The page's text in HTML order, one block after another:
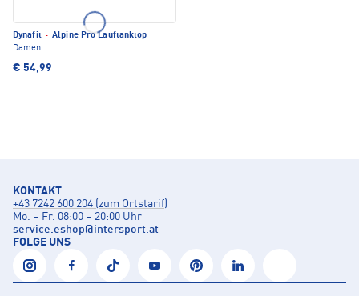
Dynafit · Alpine Pro Lauftanktop
Damen
€ 54,99
KONTAKT
+43 7242 600 204 (zum Ortstarif)
Mo. – Fr. 08:00 – 20:00 Uhr
service.eshop@intersport.at
FOLGE UNS